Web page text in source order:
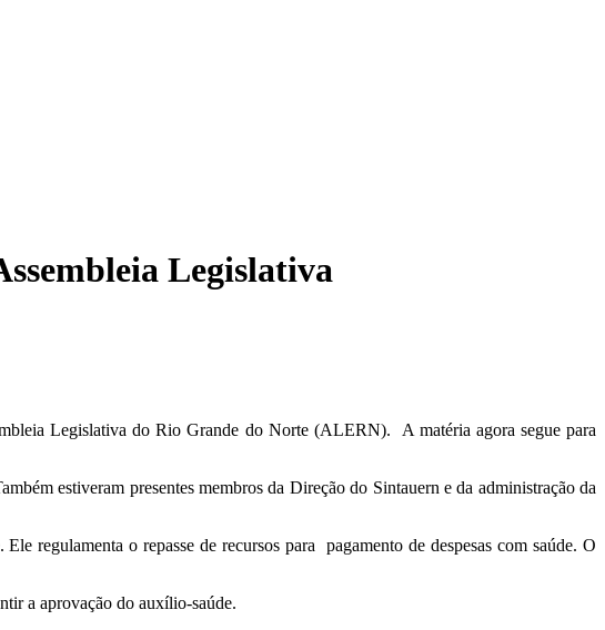
Legislativa
Legislativa do Rio Grande do Norte (ALERN). A matéria agora segue para
estiveram presentes membros da Direção do Sintauern e da administração da
regulamenta o repasse de recursos para pagamento de despesas com saúde. O
a aprovação do auxílio-saúde.